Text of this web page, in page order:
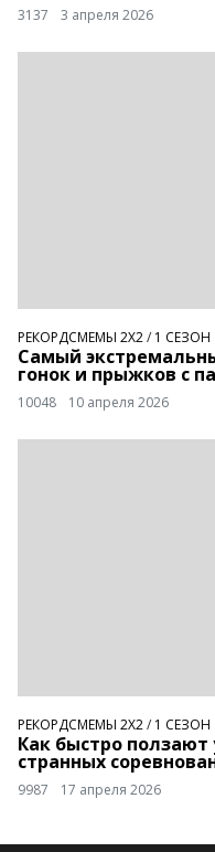
3137 3 апреля 2026
РЕКОРДСМЕМЫ 2Х2/ 1 СЕЗОН
Самый
гонок и прыжков с
10048 10 апреля 2026
РЕКОРДСМЕМЫ 2Х2/ 1 СЕЗОН
Как быстро
странных
9987 17 апреля 2026